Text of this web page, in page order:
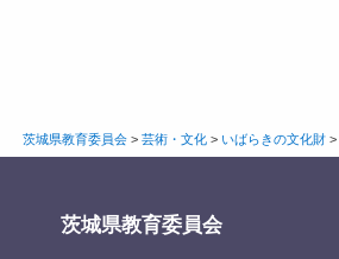
茨城県教育委員会> 芸術・文化> いばらきの文化財>
茨城県教育委員会